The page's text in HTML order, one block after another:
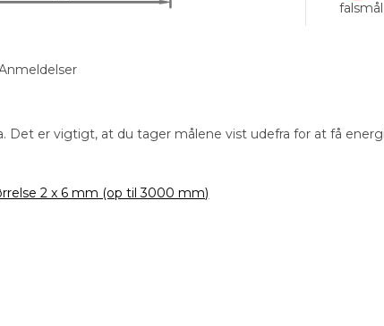
falsmål
Det er vigtigt, at du tager målene vist udefra for at få
2 x 6 mm (op til 3000 mm)